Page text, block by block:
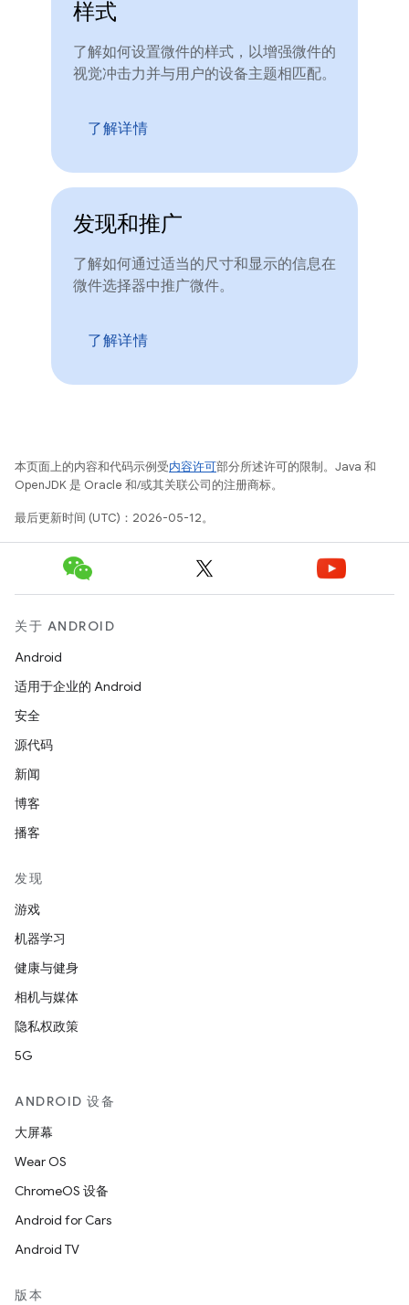
样式
了解如何设置微件的样式，以增强微件的
视觉冲击力并与用户的设备主题相匹配。
了解详情
发现和推广
了解如何通过适当的尺寸和显示的信息在
微件选择器中推广微件。
了解详情
本页面上的内容和代码示例受内容许可部分所述许可的限制。Java 和
OpenJDK 是 Oracle 和/或其关联公司的注册商标。
最后更新时间 (UTC)：2026-05-12。
关于 ANDROID
Android
适用于企业的 Android
安全
源代码
新闻
博客
播客
发现
游戏
机器学习
健康与健身
相机与媒体
隐私权政策
5G
ANDROID 设备
大屏幕
Wear OS
ChromeOS 设备
Android for Cars
Android TV
版本